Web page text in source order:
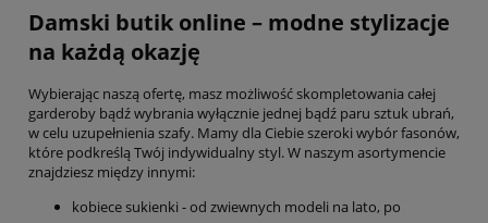
Damski butik online – modne stylizacje
na każdą okazję
Wybierając naszą ofertę, masz możliwość skompletowania całej
garderoby bądź wybrania wyłącznie jednej bądź paru sztuk ubrań,
w celu uzupełnienia szafy. Mamy dla Ciebie szeroki wybór fasonów,
które podkreślą Twój indywidualny styl. W naszym asortymencie
znajdziesz między innymi:
kobiece sukienki - od zwiewnych modeli na lato, po